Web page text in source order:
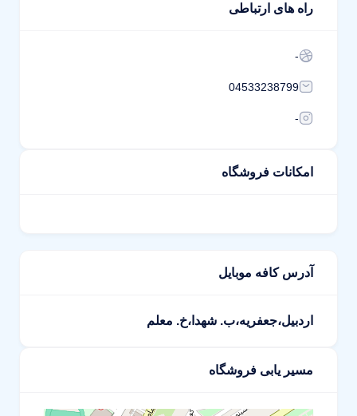
راه های ارتباطی
-
04533238799
-
امکانات فروشگاه
آدرس کافه موبایل
اردبیل،جعفریه،ب. شهدا،خ. معلم
مسیر یابی فروشگاه